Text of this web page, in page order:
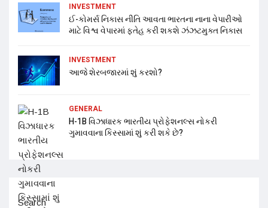
INVESTMENT
ઈ-કોમર્સ નિકાસ નીતિ આવતા ભારતના નાના વેપારીઓ
માટે વિશ્વ વેપારમાં ફતેહ કરી શકશે ઝંઝટમુક્ત નિકાસ
INVESTMENT
આજે શેરબજારમાં શું કરશો?
GENERAL
H-1B વિઝાધારક ભારતીય પ્રોફેશનલ્સ નોકરી
ગુમાવવાના કિસ્સામાં શું કરી શકે છે?
Search